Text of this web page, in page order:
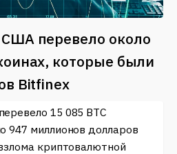
перевело около
которые были
Bitfinex
15 085 BTC
947 миллионов долларов
криптовалютной